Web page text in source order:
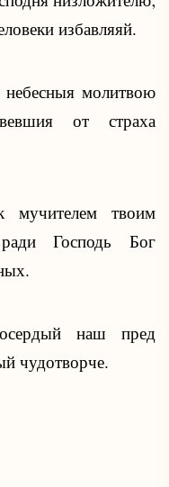
избавляяй.
молитвою
от страха
мучителем твоим
Господь Бог
наш пред
чудотворче.